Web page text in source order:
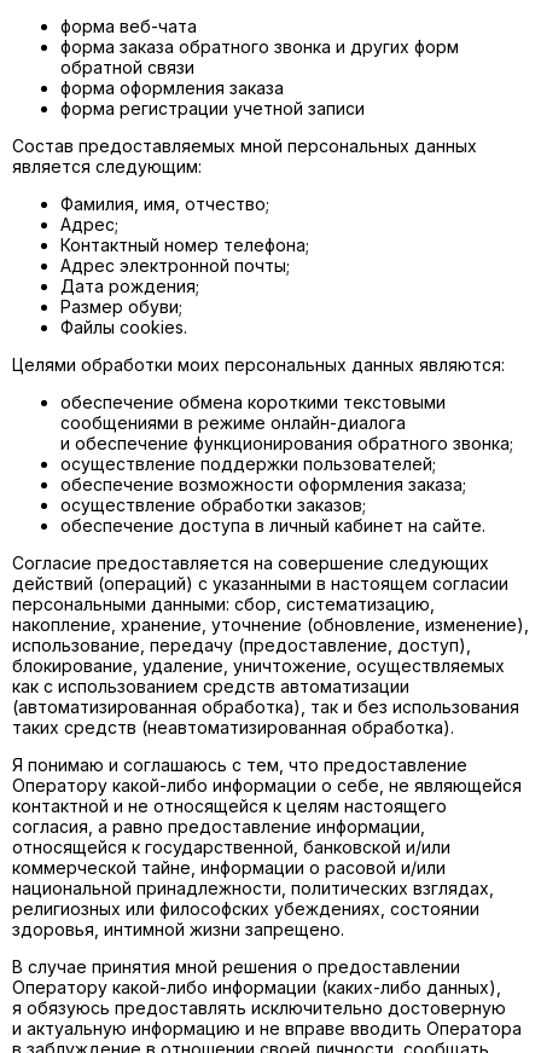
форма веб-чата
форма заказа обратного звонка и других форм
обратной связи
форма оформления заказа
форма регистрации учетной записи
Состав предоставляемых мной персональных данных
является следующим:
Фамилия, имя, отчество;
Адрес;
Контактный номер телефона;
Адрес электронной почты;
Дата рождения;
Размер обуви;
Файлы cookies.
Целями обработки моих персональных данных являются:
обеспечение обмена короткими текстовыми
сообщениями в режиме онлайн-диалога
и обеспечение функционирования обратного звонка;
осуществление поддержки пользователей;
обеспечение возможности оформления заказа;
осуществление обработки заказов;
обеспечение доступа в личный кабинет на сайте.
Согласие предоставляется на совершение следующих
действий (операций) с указанными в настоящем согласии
персональными данными: сбор, систематизацию,
накопление, хранение, уточнение (обновление, изменение),
использование, передачу (предоставление, доступ),
блокирование, удаление, уничтожение, осуществляемых
как с использованием средств автоматизации
(автоматизированная обработка), так и без использования
таких средств (неавтоматизированная обработка).
Я понимаю и соглашаюсь с тем, что предоставление
Оператору какой-либо информации о себе, не являющейся
контактной и не относящейся к целям настоящего
согласия, а равно предоставление информации,
относящейся к государственной, банковской и/или
коммерческой тайне, информации о расовой и/или
национальной принадлежности, политических взглядах,
религиозных или философских убеждениях, состоянии
здоровья, интимной жизни запрещено.
В случае принятия мной решения о предоставлении
Оператору какой-либо информации (каких-либо данных),
я обязуюсь предоставлять исключительно достоверную
и актуальную информацию и не вправе вводить Оператора
в заблуждение в отношении своей личности, сообщать